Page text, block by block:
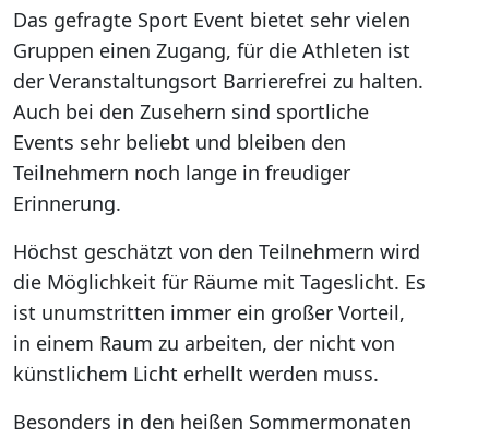
Das gefragte Sport Event bietet sehr vielen
Gruppen einen Zugang, für die Athleten ist
der Veranstaltungsort Barrierefrei zu halten.
Auch bei den Zusehern sind sportliche
Events sehr beliebt und bleiben den
Teilnehmern noch lange in freudiger
Erinnerung.
Höchst geschätzt von den Teilnehmern wird
die Möglichkeit für Räume mit Tageslicht. Es
ist unumstritten immer ein großer Vorteil,
in einem Raum zu arbeiten, der nicht von
künstlichem Licht erhellt werden muss.
Besonders in den heißen Sommermonaten